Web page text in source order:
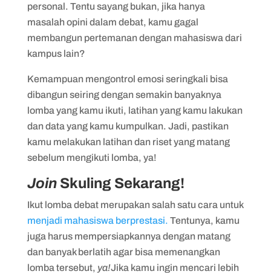
personal. Tentu sayang bukan, jika hanya
masalah opini dalam debat, kamu gagal
membangun pertemanan dengan mahasiswa dari
kampus lain?
Kemampuan mengontrol emosi seringkali bisa
dibangun seiring dengan semakin banyaknya
lomba yang kamu ikuti, latihan yang kamu lakukan
dan data yang kamu kumpulkan. Jadi, pastikan
kamu melakukan latihan dan riset yang matang
sebelum mengikuti lomba, ya!
JoinSkuling Sekarang!
Ikut lomba debat merupakan salah satu cara untuk
menjadi mahasiswa berprestasi. Tentunya, kamu
juga harus mempersiapkannya dengan matang
dan banyak berlatih agar bisa memenangkan
lomba tersebut, ya!Jika kamu ingin mencari lebih